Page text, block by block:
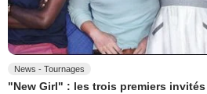
News - Tournages
"New Girl" : les trois premiers